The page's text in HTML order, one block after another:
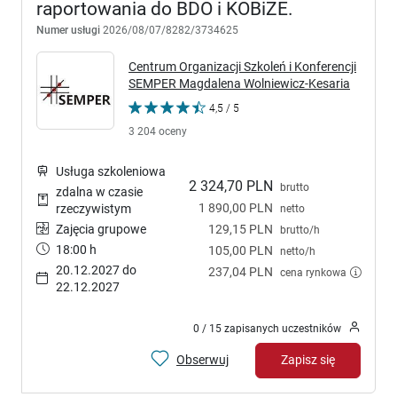
raportowania do BDO i KOBiZE.
Numer usługi 2026/08/07/8282/3734625
Centrum Organizacji Szkoleń i Konferencji
SEMPER Magdalena Wolniewicz-Kesaria
4,5 / 5
3 204 oceny
2 324,70 PLN brutto
1 890,00 PLN netto
129,15 PLN brutto/h
105,00 PLN netto/h
237,04 PLN cena rynkowa
Usługa szkoleniowa
zdalna w czasie
rzeczywistym
Zajęcia grupowe
18:00 h
20.12.2027 do
22.12.2027
0 / 15 zapisanych uczestników
Obserwuj Zapisz się